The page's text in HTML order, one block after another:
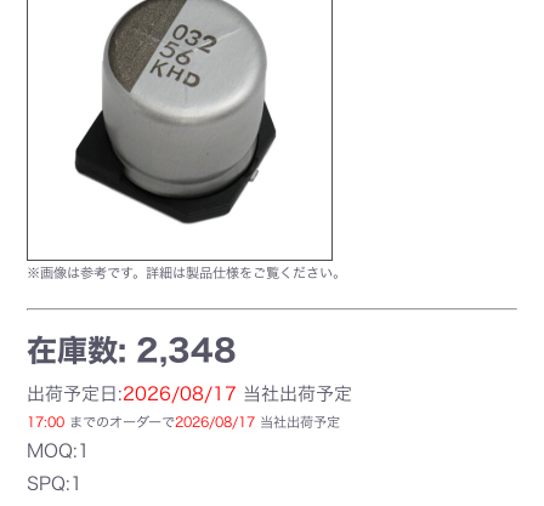
※画像は参考です。詳細は製品仕様をご覧ください。
在庫数: 2,348
出荷予定日:2026/08/17 当社出荷予定
17:00 までのオーダーで2026/08/17 当社出荷予定
MOQ:1
SPQ:1